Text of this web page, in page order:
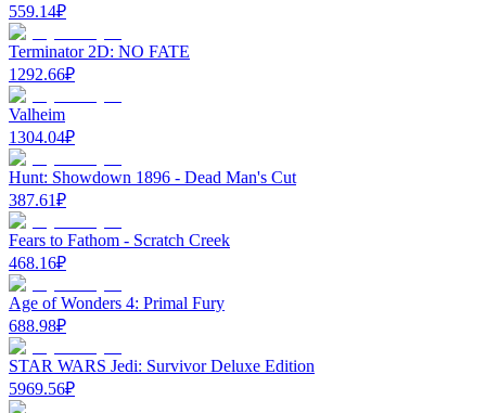
559.14₽
Terminator 2D: NO FATE
1292.66₽
Valheim
1304.04₽
Hunt: Showdown 1896 - Dead Man's Cut
387.61₽
Fears to Fathom - Scratch Creek
468.16₽
Age of Wonders 4: Primal Fury
688.98₽
STAR WARS Jedi: Survivor Deluxe Edition
5969.56₽